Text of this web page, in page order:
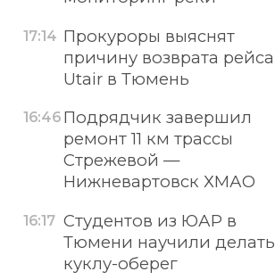
17:14 Прокуроры выяснят
причину возврата рейса
Utair в Тюмень
16:46 Подрядчик завершил
ремонт 11 км трассы
Стрежевой —
Нижневартовск ХМАО
16:17 Студентов из ЮАР в
Тюмени научили делать
куклу-оберег